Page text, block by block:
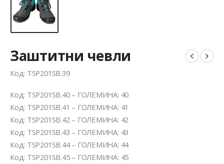
Заштитни чевли
Код: TSP201SB.39
Код: TSP201SB.40 – ГОЛЕМИНА: 40
Код: TSP201SB.41 – ГОЛЕМИНА: 41
Код: TSP201SB.42 – ГОЛЕМИНА: 42
Код: TSP201SB.43 – ГОЛЕМИНА: 43
Код: TSP201SB.44 – ГОЛЕМИНА: 44
Код: TSP201SB.45 – ГОЛЕМИНА: 45